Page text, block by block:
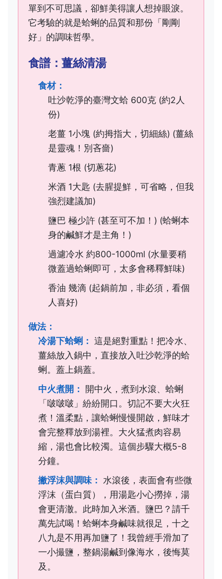
單到不可思議，卻鮮美得讓人想掉眼淚。
它考驗的就是蛤蜊的品質和那份「剛剛
好」的調味哲學。
食譜：薑絲清湯
食材：
吐沙乾淨的臺灣文蛤 600克 (約2人
份)
老薑 1小塊 (約拇指大，切細絲) (薑絲
是靈魂！別吝嗇)
青蔥 1根 (切蔥花)
米酒 1大匙 (去腥提鮮，可省略，但我
強烈建議加)
鹽巴 極少許 (甚至可不加！) (蛤蜊本
身的鹹鮮才是主角！)
過濾冷水 約800-1000ml (水量要稍
微蓋過蛤蜊即可，太多會稀釋鮮味)
香油 幾滴 (起鍋前加，非必須，看個
人喜好)
做法：
冷湯下蛤蜊： 這是絕對重點！把冷水、
薑絲放入鍋中，直接放入吐沙乾淨的蛤
蜊。蓋上鍋蓋。
中火煮開：
開中火，煮到水滾、蛤蜊
「啵啵啵」紛紛開口。切記不要大火狂
煮！溫柔點，讓蛤蜊慢慢開啟，鮮味才
會完整釋放到湯裡。大火猛煮肉容易
縮，湯也會比較濁。這個步驟大概5-8
分鐘。
撇浮沫與調味： 水滾後，表面會有些微
浮沫（蛋白質），用湯匙小心撈掉，湯
會更清澈。此時加入米酒。鹽巴？請千
萬先試喝！蛤蜊本身鹹味就很足，十之
八九是不用再加鹽了！我曾經手滑加了
一小撮鹽，整鍋湯鹹到像海水，後悔莫
及。